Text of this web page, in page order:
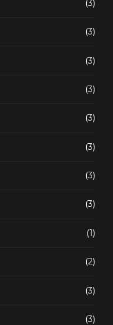
(3)
(3)
(3)
(3)
(3)
(3)
(3)
(3)
(1)
(2)
(3)
(3)